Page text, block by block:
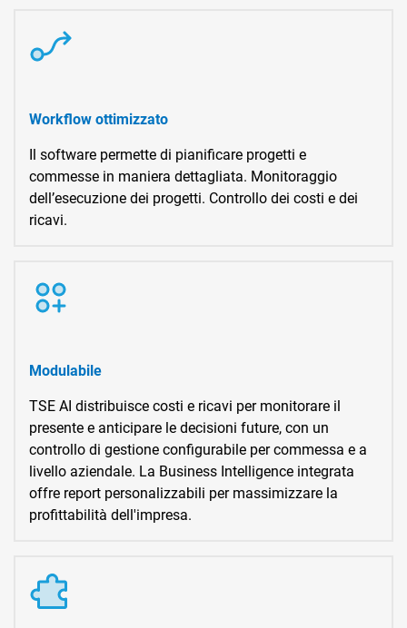
Workflow ottimizzato
Il software permette di pianificare progetti e
commesse in maniera dettagliata. Monitoraggio
dell’esecuzione dei progetti. Controllo dei costi e dei
ricavi.
Modulabile
TSE AI distribuisce costi e ricavi per monitorare il
presente e anticipare le decisioni future, con un
controllo di gestione configurabile per commessa e a
livello aziendale. La Business Intelligence integrata
offre report personalizzabili per massimizzare la
profittabilità dell'impresa.